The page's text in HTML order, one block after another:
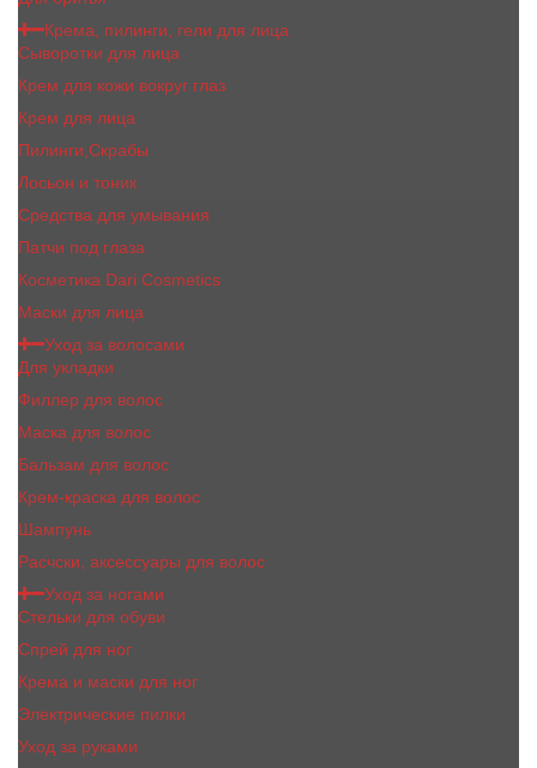
Крема, пилинги, гели для лица
Сыворотки для лица
Крем для кожи вокруг глаз
Крем для лица
Пилинги,Скрабы
Лосьон и тоник
Средства для умывания
Патчи под глаза
Косметика Dari Cosmetics
Маски для лица
Уход за волосами
Для укладки
Филлер для волос
Маска для волос
Бальзам для волос
Крем-краска для волос
Шампунь
Расчски, аксессуары для волос
Уход за ногами
Стельки для обуви
Спрей для ног
Крема и маски для ног
Электрические пилки
Уход за руками